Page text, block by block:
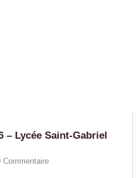
– Lycée Saint-Gabriel
Commentaire